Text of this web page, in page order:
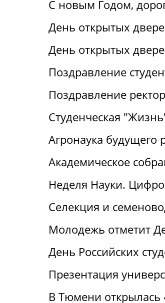
С новым Годом,
День открытых
День открытых
Поздравление
Поздравление
Студенческая
Агронаука будущего
Академическое
Неделя Науки.
Селекция и
Молодежь отметит
День Российских
Презентация
В Тюмени